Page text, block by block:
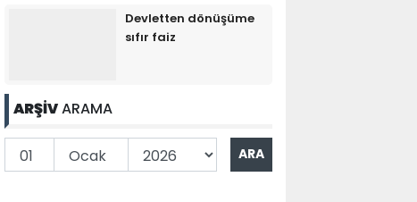
Devletten dönüşüme
sıfır faiz
ARŞİVARAMA